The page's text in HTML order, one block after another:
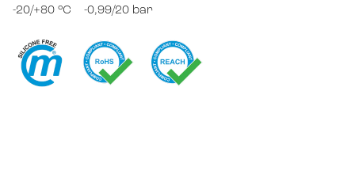
快换接头
安全型快换接头
润滑
喷雾
交通
-20/+80 °C -0,99/20 bar